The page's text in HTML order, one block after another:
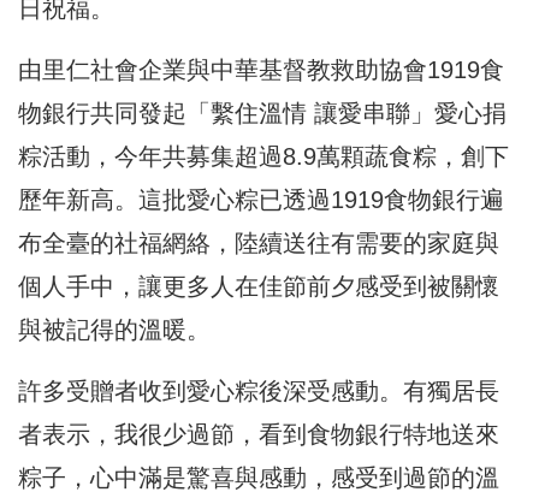
日祝福。
由里仁社會企業與中華基督教救助協會1919食
物銀行共同發起「繫住溫情 讓愛串聯」愛心捐
粽活動，今年共募集超過8.9萬顆蔬食粽，創下
歷年新高。這批愛心粽已透過1919食物銀行遍
布全臺的社福網絡，陸續送往有需要的家庭與
個人手中，讓更多人在佳節前夕感受到被關懷
與被記得的溫暖。
許多受贈者收到愛心粽後深受感動。有獨居長
者表示，我很少過節，看到食物銀行特地送來
粽子，心中滿是驚喜與感動，感受到過節的溫